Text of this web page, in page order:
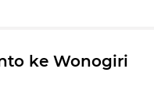
ke Wonogiri